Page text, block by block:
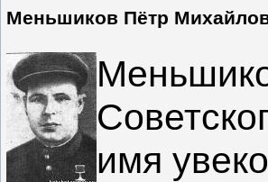
Меньшиков Пётр
имя